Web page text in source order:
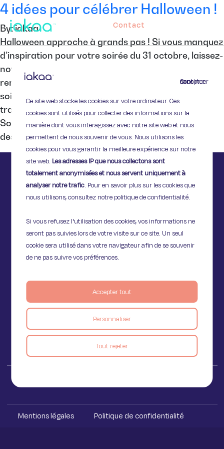
Continuer sans accepter
Ce site web stocke les cookies sur votre ordinateur. Ces
cookies sont utilisés pour collecter des informations sur la
manière dont vous interagissez avec notre site web et nous
permettent de nous souvenir de vous. Nous utilisons les
cookies pour vous garantir la meilleure expérience sur notre
site web. Les adresses IP que nous collectons sont
totalement anonymisées et nous servent uniquement à
analyser notre trafic. Pour en savoir plus sur les cookies que
nous utilisons, consultez notre politique de confidentialité.
Si vous refusez l'utilisation des cookies, vos informations ne
seront pas suivies lors de votre visite sur ce site. Un seul
cookie sera utilisé dans votre navigateur afin de se souvenir
de ne pas suivre vos préférences.
Personnaliser
Tout rejeter
Accepter tout
Contact
4 idées pour célébrer Halloween !
By: iakaa
Halloween approche à grands pas ! Si vous manquez
d’inspiration pour votre soirée du 31 octobre, laissez-
nous vous suggérer quelques idées qui devraient
rendre votre soirée terrifiante à souhait ! Entre
soirée déguisée, film d’horreur ou le plus
traditionnel « trick or treat », à vous de choisir…
Soirée déguisée Digital Dudz est une application
destinée à animer […]
75009 Paris
Voir le blog
Mentions légales Politique de confidentialité